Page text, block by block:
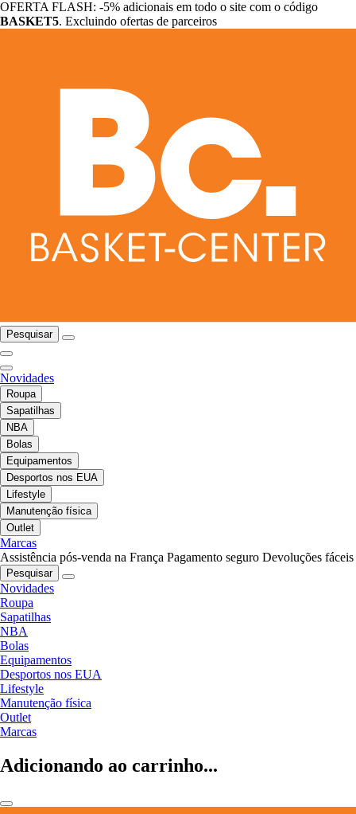
OFERTA FLASH: -5% adicionais em todo o site com o código
BASKET5. Excluindo ofertas de parceiros
Pesquisar
Novidades
Roupa
Sapatilhas
NBA
Bolas
Equipamentos
Desportos nos EUA
Lifestyle
Manutenção física
Outlet
Marcas
Assistência pós-venda na França Pagamento seguro Devoluções fáceis
Pesquisar
Novidades
Roupa
Sapatilhas
NBA
Bolas
Equipamentos
Desportos nos EUA
Lifestyle
Manutenção física
Outlet
Marcas
Adicionando ao carrinho...